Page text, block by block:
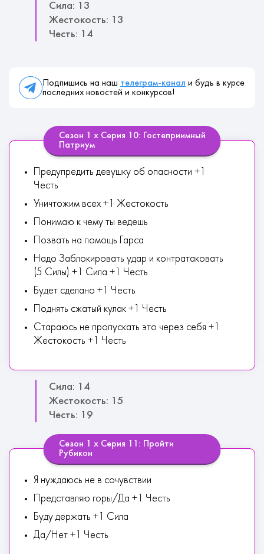
Сила: 13
Жестокость: 13
Честь: 14
Подпишись на наш телеграм-канал и будь в курсе
последних новостей и конкурсов!
Сезон 1 х Серия 10: Гостеприимный
Патриум
Предупредить девушку об опасности +1
Честь
Уничтожим всех +1 Жестокость
Понимаю к чему ты ведешь
Позвать на помощь Гарса
Надо Заблокировать удар и контратаковать
(5 Силы) +1 Сила +1 Честь
Будет сделано +1 Честь
Поднять сжатый кулак +1 Честь
Стараюсь не пропускать это через себя +1
Жестокость +1 Честь
Сила: 14
Жестокость: 15
Честь: 19
Сезон 1 х Серия 11: Пройти
Рубикон
Я нуждаюсь не в сочувствии
Представляю горы/Да +1 Честь
Буду держать +1 Сила
Да/Нет +1 Честь